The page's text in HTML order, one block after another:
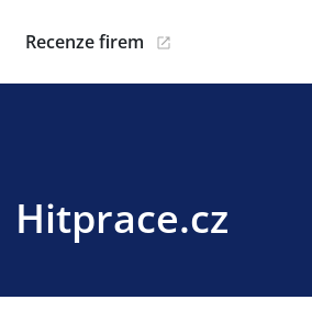
Recenze firem
Hitprace.cz